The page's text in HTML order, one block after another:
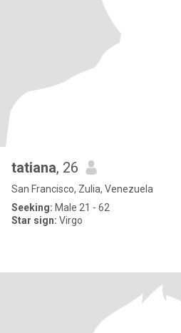
tatiana, 26
San Francisco, Zulia, Venezuela
Seeking: Male 21 - 62
Star sign: Virgo